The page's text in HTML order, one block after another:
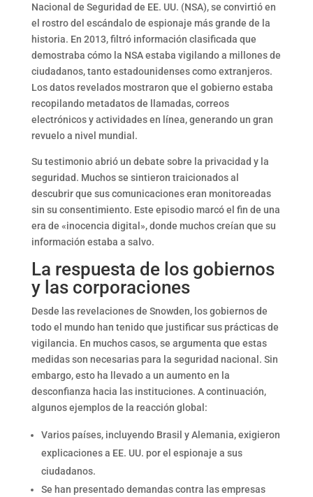
Nacional de Seguridad de EE. UU. (NSA), se convirtió en
el rostro del escándalo de espionaje más grande de la
historia. En 2013, filtró información clasificada que
demostraba cómo la NSA estaba vigilando a millones de
ciudadanos, tanto estadounidenses como extranjeros.
Los datos revelados mostraron que el gobierno estaba
recopilando metadatos de llamadas, correos
electrónicos y actividades en línea, generando un gran
revuelo a nivel mundial.
Su testimonio abrió un debate sobre la privacidad y la
seguridad. Muchos se sintieron traicionados al
descubrir que sus comunicaciones eran monitoreadas
sin su consentimiento. Este episodio marcó el fin de una
era de «inocencia digital», donde muchos creían que su
información estaba a salvo.
La respuesta de los gobiernos
y las corporaciones
Desde las revelaciones de Snowden, los gobiernos de
todo el mundo han tenido que justificar sus prácticas de
vigilancia. En muchos casos, se argumenta que estas
medidas son necesarias para la seguridad nacional. Sin
embargo, esto ha llevado a un aumento en la
desconfianza hacia las instituciones. A continuación,
algunos ejemplos de la reacción global:
Varios países, incluyendo Brasil y Alemania, exigieron
explicaciones a EE. UU. por el espionaje a sus
ciudadanos.
Se han presentado demandas contra las empresas